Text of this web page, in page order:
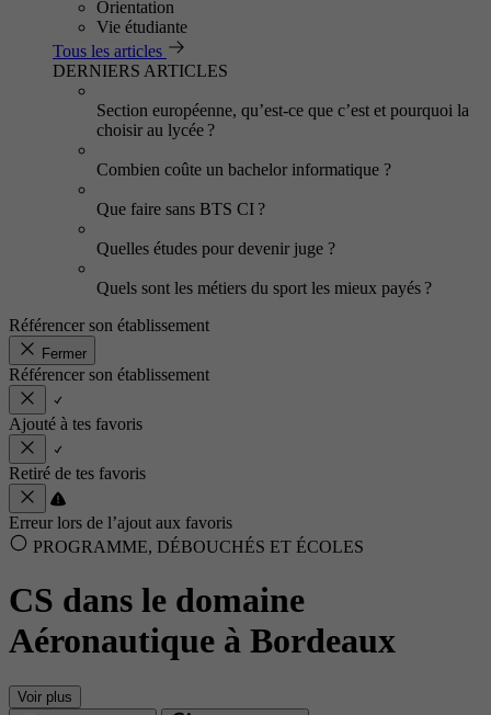
Orientation
Vie étudiante
Tous les articles
DERNIERS ARTICLES
Section européenne, qu’est-ce que c’est et pourquoi la
choisir au lycée ?
Combien coûte un bachelor informatique ?
Que faire sans BTS CI ?
Quelles études pour devenir juge ?
Quels sont les métiers du sport les mieux payés ?
Référencer son établissement
Fermer
Référencer son établissement
Ajouté à tes favoris
Retiré de tes favoris
Erreur lors de l’ajout aux favoris
PROGRAMME, DÉBOUCHÉS ET ÉCOLES
CS dans le domaine
Aéronautique à Bordeaux
Voir plus